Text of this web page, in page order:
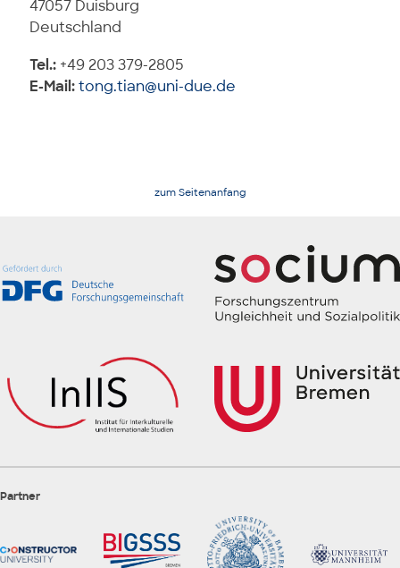
47057 Duisburg
Deutschland
Tel.: +49 203 379-2805
E-Mail:tong.tian@uni-due.de
zum Seitenanfang
Partner